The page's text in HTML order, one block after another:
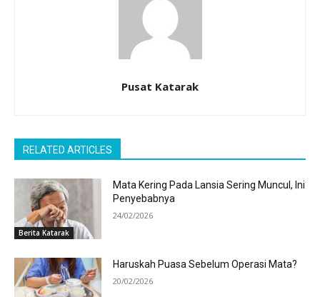
Pusat Katarak
RELATED ARTICLES
Berita Katarak
Mata Kering Pada Lansia Sering Muncul, Ini
Penyebabnya
24/02/2026
Haruskah Puasa Sebelum Operasi Mata?
20/02/2026